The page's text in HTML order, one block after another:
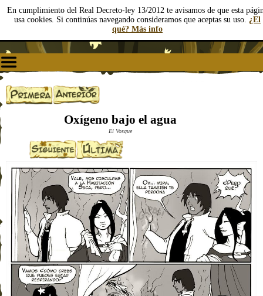
En cumplimiento del Real Decreto-ley 13/2012 te avisamos de que esta
usa cookies. Si continúas navegando consideramos que aceptas su uso. ¿El
qué? Más info
Oxígeno bajo el agua
El Vosque